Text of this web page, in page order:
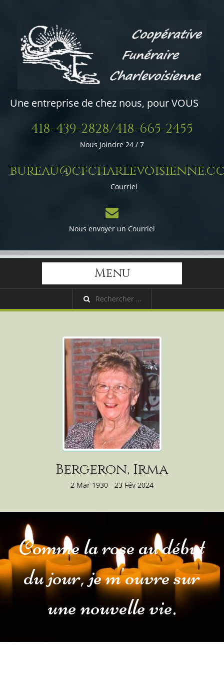
Une entreprise de chez nous, pour VOUS
418-439-2828/418-665-2455
Nous joindre 24 / 7
Courriel
Nous envoyer un Courriel
Menu
Bergeron, Irma
2 Mar 1930 - 23 Fév 2024
Comme la rose au début
du jour, je m'ouvre sur
une nouvelle vie.